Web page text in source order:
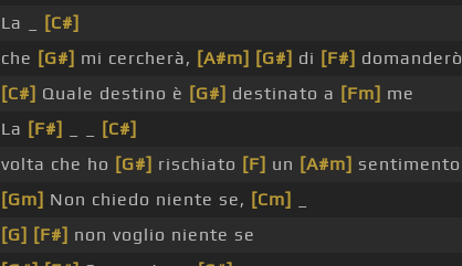
La _
[C#]
che [G#] mi cercherà, [A#m] [G#] di [F#] domanderò
[C#] Quale destino è [G#] destinato a [Fm] me
La [F#]
[C#]
volta che ho [G#] rischiato [F] un [A#m] sentimento
[Gm] Non chiedo niente se, [Cm]
[G] [F#] non voglio niente se